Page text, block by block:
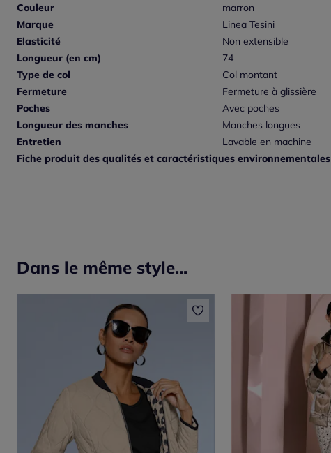
Couleur
marron
Marque
Linea Tesini
Elasticité
Non extensible
Longueur (en cm)
74
Type de col
Col montant
Fermeture
Fermeture à glissière
Poches
Avec poches
Longueur des manches
Manches longues
Entretien
Lavable en machine
Fiche produit des qualités et caractéristiques environnementales
Dans le même style...